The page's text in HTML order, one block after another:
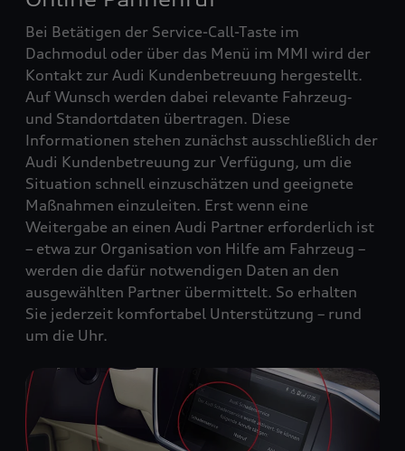
Bei Betätigen der Service-Call-Taste im
Dachmodul oder über das Menü im MMI wird der
Kontakt zur Audi Kundenbetreuung hergestellt.
Auf Wunsch werden dabei relevante Fahrzeug‑
und Standortdaten übertragen. Diese
Informationen stehen zunächst ausschließlich der
Audi Kundenbetreuung zur Verfügung, um die
Situation schnell einzuschätzen und geeignete
Maßnahmen einzuleiten. Erst wenn eine
Weitergabe an einen Audi Partner erforderlich ist
– etwa zur Organisation von Hilfe am Fahrzeug –
werden die dafür notwendigen Daten an den
ausgewählten Partner übermittelt. So erhalten
Sie jederzeit komfortabel Unterstützung – rund
um die Uhr.